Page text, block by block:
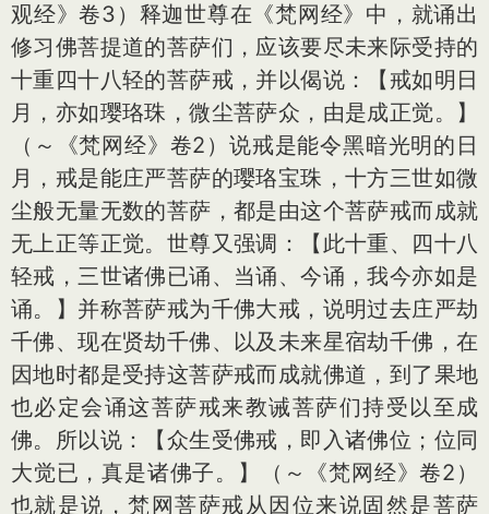
观经》卷3）释迦世尊在《梵网经》中，就诵出
修习佛菩提道的菩萨们，应该要尽未来际受持的
十重四十八轻的菩萨戒，并以偈说：【戒如明日
月，亦如璎珞珠，微尘菩萨众，由是成正觉。】
（～《梵网经》卷2）说戒是能令黑暗光明的日
月，戒是能庄严菩萨的璎珞宝珠，十方三世如微
尘般无量无数的菩萨，都是由这个菩萨戒而成就
无上正等正觉。世尊又强调：【此十重、四十八
轻戒，三世诸佛已诵、当诵、今诵，我今亦如是
诵。】并称菩萨戒为千佛大戒，说明过去庄严劫
千佛、现在贤劫千佛、以及未来星宿劫千佛，在
因地时都是受持这菩萨戒而成就佛道，到了果地
也必定会诵这菩萨戒来教诫菩萨们持受以至成
佛。所以说：【众生受佛戒，即入诸佛位；位同
大觉已，真是诸佛子。】（～《梵网经》卷2）
也就是说，梵网菩萨戒从因位来说固然是菩萨